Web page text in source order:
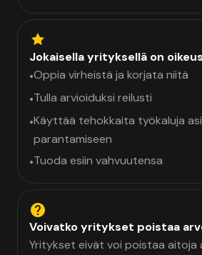
Jokaisella yrityksellä on
•Oppia virheistä ja korjata niitä
•Tulla arvioiduksi reilusti
•Käyttää tehokkaita työkaluja
parantamiseen
•Tuoda esiin vahvuutensa
Voivatko yritykset poistaa
Yritykset eivät voi poistaa aitoja